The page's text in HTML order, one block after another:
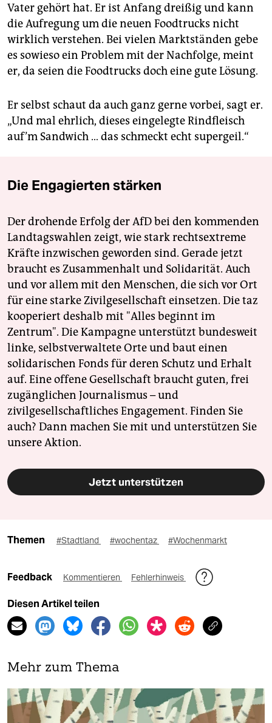
Die dorthin pilgernde Menschenmenge an
Feinschmeckern und Leuten, die gerne schlendern.
Vater gehört hat. Er ist Anfang dreißig und kann
die Aufregung um die neuen Foodtrucks nicht
wirklich verstehen. Bei vielen Marktständen gebe
es sowieso ein Problem mit der Nachfolge, meint
er, da seien die Foodtrucks doch eine gute Lösung.
Er selbst schaut da auch ganz gerne vorbei, sagt er.
„Und mal ehrlich, dieses eingelegte Rindfleisch
auf’m Sandwich … das schmeckt echt supergeil.“
Die Engagierten stärken
Der drohende Erfolg der AfD bei den kommenden
Landtagswahlen zeigt, wie stark rechtsextreme
Kräfte inzwischen geworden sind. Gerade jetzt
braucht es Zusammenhalt und Solidarität. Auch
und vor allem mit den Menschen, die sich vor Ort
für eine starke Zivilgesellschaft einsetzen. Die taz
kooperiert deshalb mit "Alles beginnt im
Zentrum". Die Kampagne unterstützt bundesweit
linke, selbstverwaltete Orte und baut einen
solidarischen Fonds für deren Schutz und Erhalt
auf. Eine offene Gesellschaft braucht guten, frei
zugänglichen Journalismus – und
zivilgesellschaftliches Engagement. Finden Sie
auch? Dann machen Sie mit und unterstützen Sie
unsere Aktion.
Jetzt unterstützen
Themen #Stadtland #wochentaz #Wochenmarkt
Feedback Kommentieren Fehlerhinweis
Diesen Artikel teilen
Mehr zum Thema